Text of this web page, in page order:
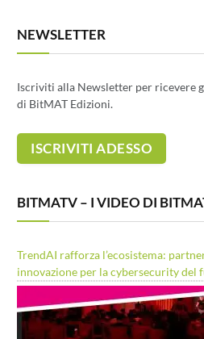
NEWSLETTER
Iscriviti alla Newsletter per ricevere
di BitMAT Edizioni.
BITMATV – I VIDEO DI
TrendAI rafforza l’ecosistema:
innovazione per la cybersecurity del